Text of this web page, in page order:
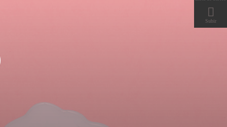

Subir